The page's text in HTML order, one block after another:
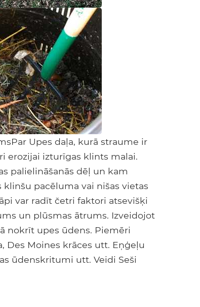
Upes daļa, kurā straume ir
erozijai izturīgas klints malai.
palielināšanās dēļ un kam
pacēluma vai nišas vietas
var radīt četri faktori atsevišķi
un plūsmas ātrums. Izveidojot
nokrīt upes ūdens. Piemēri
Des Moines krāces utt. Eņģeļu
ūdenskritumi utt. Veidi Seši